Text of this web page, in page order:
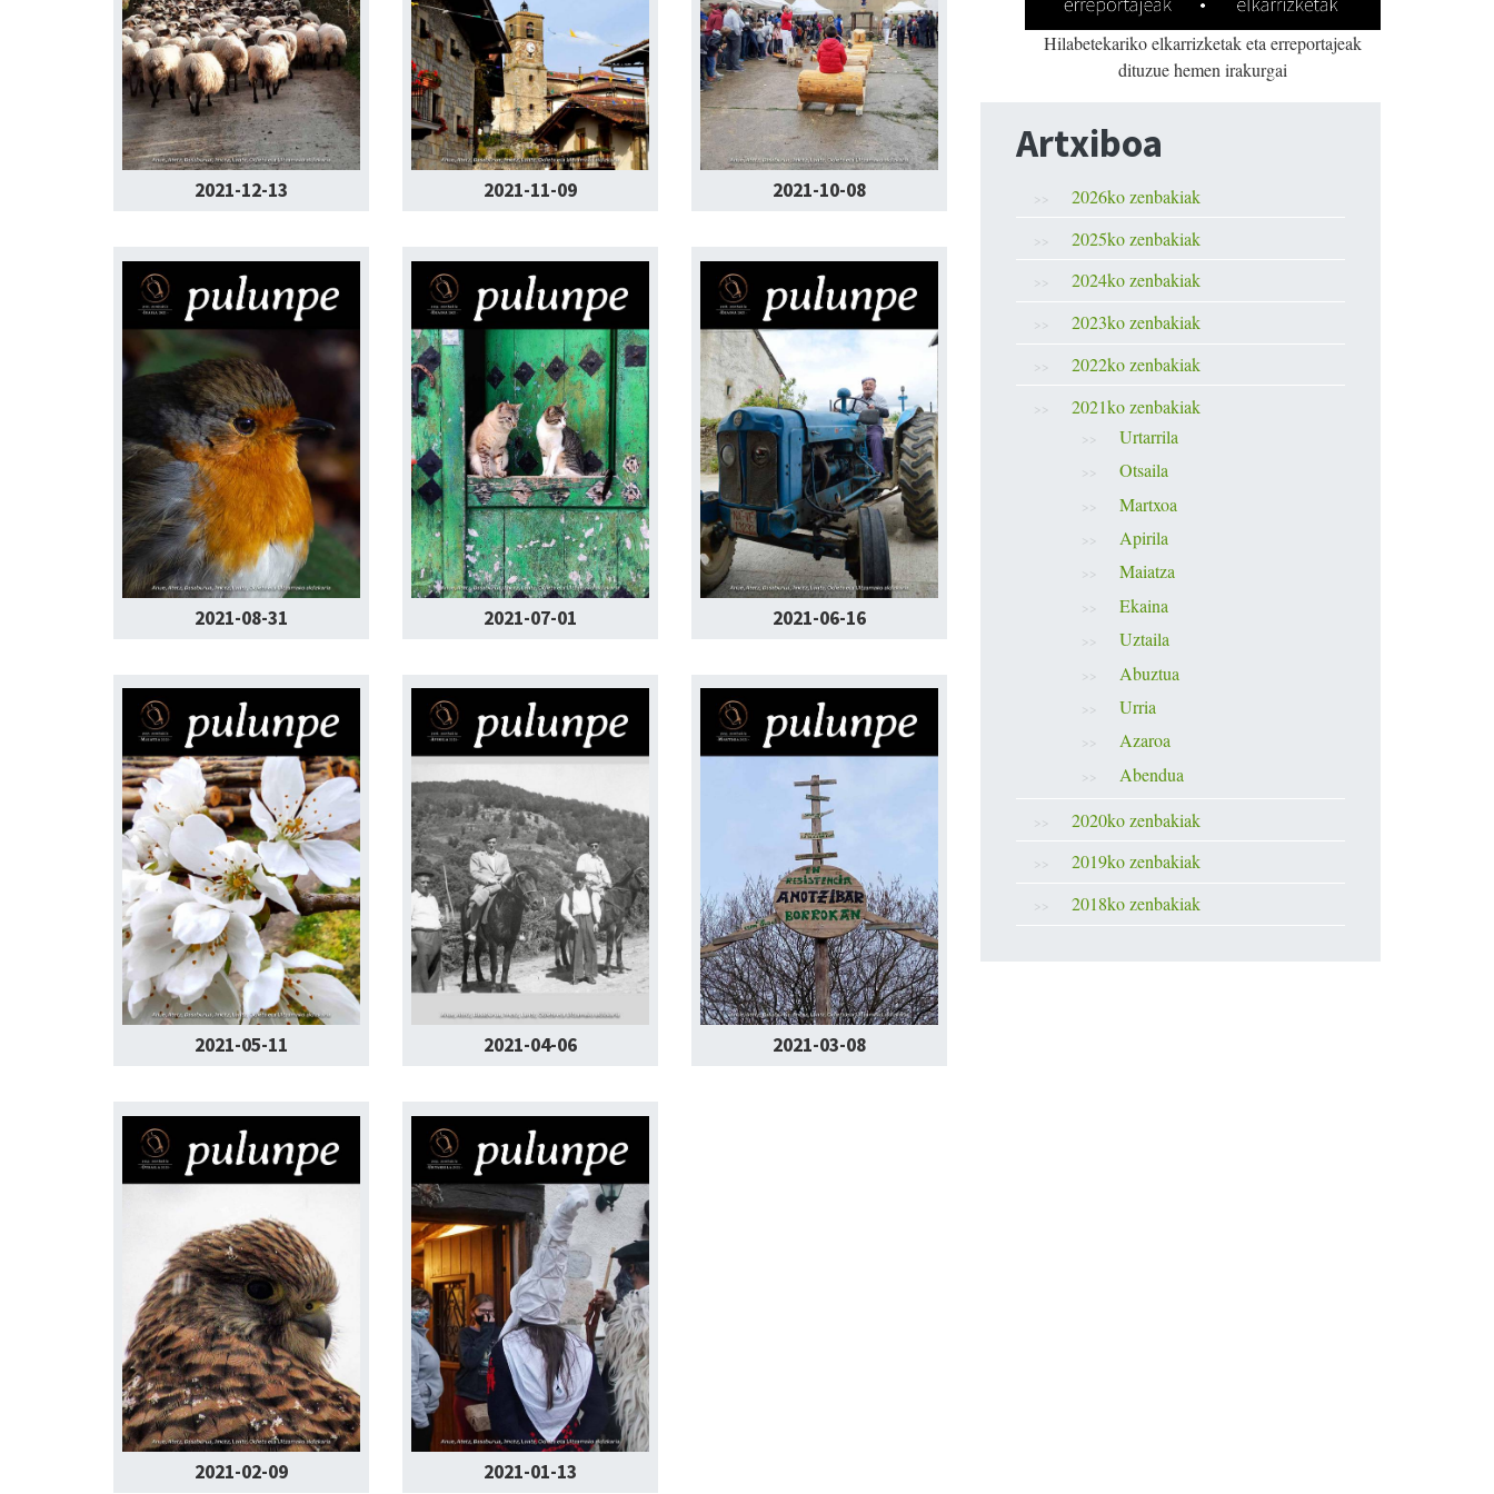
2021-12-13 2021-11-09 2021-10-08
2021-08-31 2021-07-01 2021-06-16
2021-05-11 2021-04-06 2021-03-08
2021-02-09 2021-01-13
Hilabetekariko elkarrizketak eta erreportajeak
dituzue hemen irakurgai
Artxiboa
2026ko zenbakiak
2025ko zenbakiak
2024ko zenbakiak
2023ko zenbakiak
2022ko zenbakiak
2021ko zenbakiak
Urtarrila
Otsaila
Martxoa
Apirila
Maiatza
Ekaina
Uztaila
Abuztua
Urria
Azaroa
Abendua
2020ko zenbakiak
2019ko zenbakiak
2018ko zenbakiak